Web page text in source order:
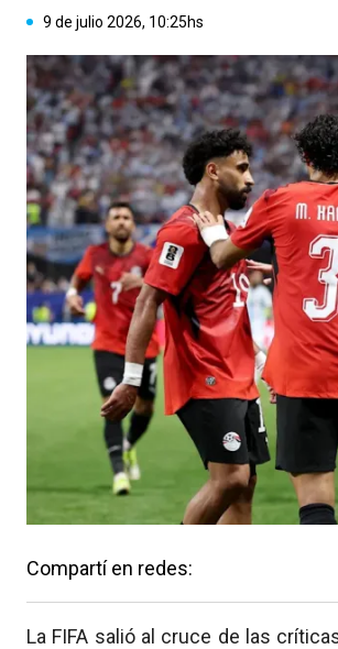
9 de julio 2026, 10:25hs
Compartí en redes:
La FIFA salió al cruce de las